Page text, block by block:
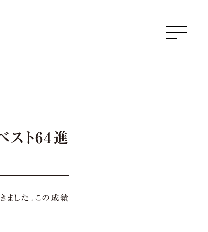
ト64進
ました。この成績